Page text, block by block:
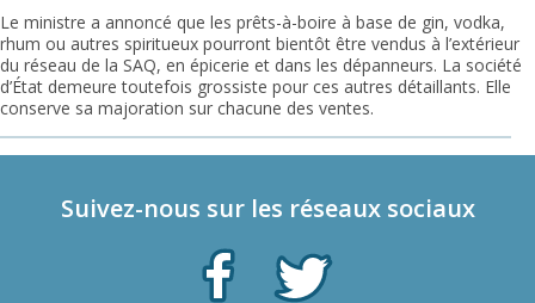
Le ministre a annoncé que les prêts-à-boire à base de gin, vodka,
rhum ou autres spiritueux pourront bientôt être vendus à l’extérieur
du réseau de la SAQ, en épicerie et dans les dépanneurs. La société
d’État demeure toutefois grossiste pour ces autres détaillants. Elle
conserve sa majoration sur chacune des ventes.
Suivez-nous sur les réseaux sociaux